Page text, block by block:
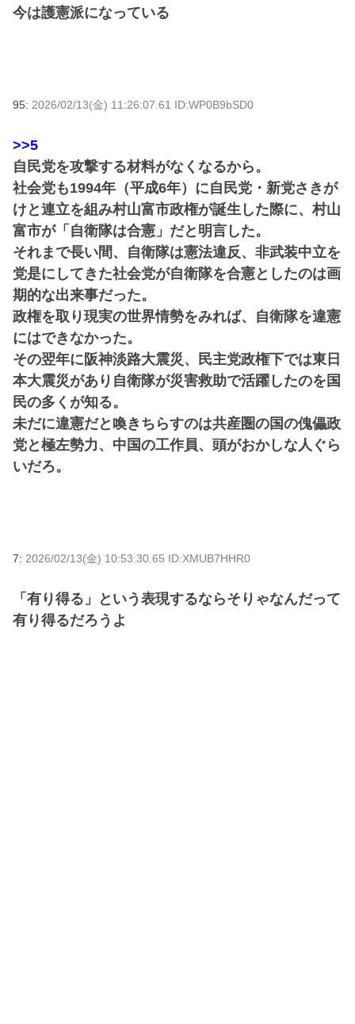
今は護憲派になっている
95: 2026/02/13(金) 11:26:07.61 ID:WP0B9bSD0
>>5
自民党を攻撃する材料がなくなるから。
社会党も1994年（平成6年）に自民党・新党さきが
けと連立を組み村山富市政権が誕生した際に、村山
富市が「自衛隊は合憲」だと明言した。
それまで長い間、自衛隊は憲法違反、非武装中立を
党是にしてきた社会党が自衛隊を合憲としたのは画
期的な出来事だった。
政権を取り現実の世界情勢をみれば、自衛隊を違憲
にはできなかった。
その翌年に阪神淡路大震災、民主党政権下では東日
本大震災があり自衛隊が災害救助で活躍したのを国
民の多くが知る。
未だに違憲だと喚きちらすのは共産圏の国の傀儡政
党と極左勢力、中国の工作員、頭がおかしな人ぐら
いだろ。
7: 2026/02/13(金) 10:53:30.65 ID:XMUB7HHR0
「有り得る」という表現するならそりゃなんだって
有り得るだろうよ